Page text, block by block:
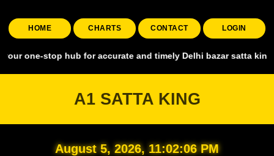
HOME CHARTS CONTACT LOGIN
hub for accurate and timely Delhi bazar satta king,
A1 SATTA KING
August 5, 2026, 11:02:07 PM